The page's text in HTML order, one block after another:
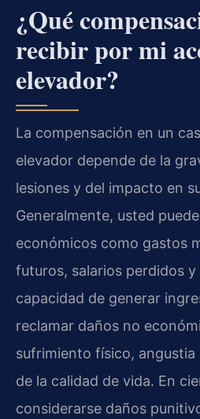
¿Qué
recibir por mi
elevador?
La compensación en un
elevador depende de la
lesiones y del impacto en
Generalmente, usted
económicos como gastos
futuros, salarios perdidos y
capacidad de generar
reclamar daños no
sufrimiento físico,
de la calidad de vida. En
considerarse daños